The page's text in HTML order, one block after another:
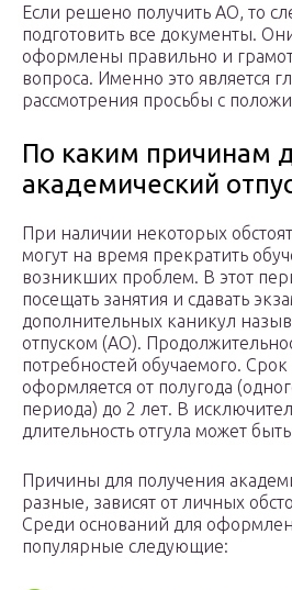
Если решено получить АО, то
подготовить все документы.
оформлены правильно и
вопроса. Именно это является
рассмотрения просьбы с
По каким причинам
академический
При наличии некоторых
могут на время прекратить
возникших проблем. В этот
посещать занятия и сдавать
дополнительных каникул
отпуском (АО).
потребностей обучаемого. Срок
оформляется от полугода
периода) до 2 лет. В
длительность отгула может
Причины для получения
разные, зависят от личных
Среди оснований для
популярные следующие: